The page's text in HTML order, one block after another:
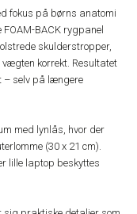
fokus på børns anatomi
BACK rygpanel
skulderstropper,
korrekt. Resultatet
– selv på længere
med lynlås, hvor der
(30 x 21 cm).
lille laptop beskyttes